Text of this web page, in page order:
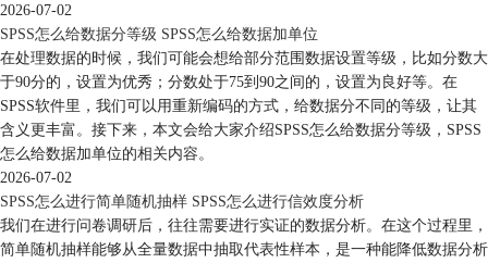
2026-07-02
SPSS怎么给数据分等级 SPSS怎么给数据加单位
在处理数据的时候，我们可能会想给部分范围数据设置等级，比如分数大
于90分的，设置为优秀；分数处于75到90之间的，设置为良好等。在
SPSS软件里，我们可以用重新编码的方式，给数据分不同的等级，让其
含义更丰富。接下来，本文会给大家介绍SPSS怎么给数据分等级，SPSS
怎么给数据加单位的相关内容。
2026-07-02
SPSS怎么进行简单随机抽样 SPSS怎么进行信效度分析
我们在进行问卷调研后，往往需要进行实证的数据分析。在这个过程里，
简单随机抽样能够从全量数据中抽取代表性样本，是一种能降低数据分析